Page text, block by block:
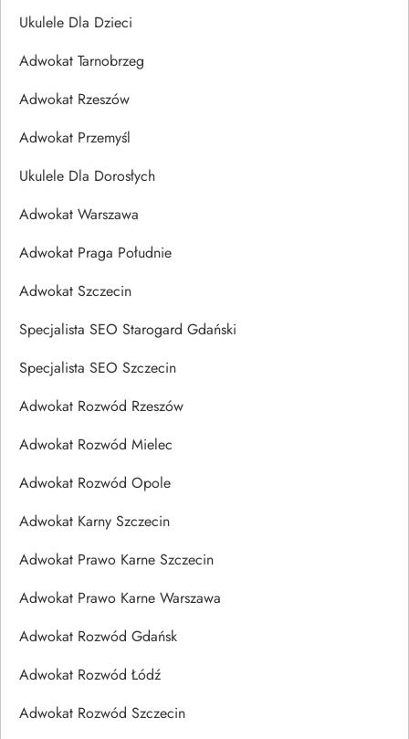
Ukulele Dla Dzieci
Adwokat Tarnobrzeg
Adwokat Rzeszów
Adwokat Przemyśl
Ukulele Dla Dorosłych
Adwokat Warszawa
Adwokat Praga Południe
Adwokat Szczecin
Specjalista SEO Starogard Gdański
Specjalista SEO Szczecin
Adwokat Rozwód Rzeszów
Adwokat Rozwód Mielec
Adwokat Rozwód Opole
Adwokat Karny Szczecin
Adwokat Prawo Karne Szczecin
Adwokat Prawo Karne Warszawa
Adwokat Rozwód Gdańsk
Adwokat Rozwód Łódź
Adwokat Rozwód Szczecin